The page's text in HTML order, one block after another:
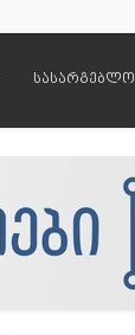
სასარგებლო